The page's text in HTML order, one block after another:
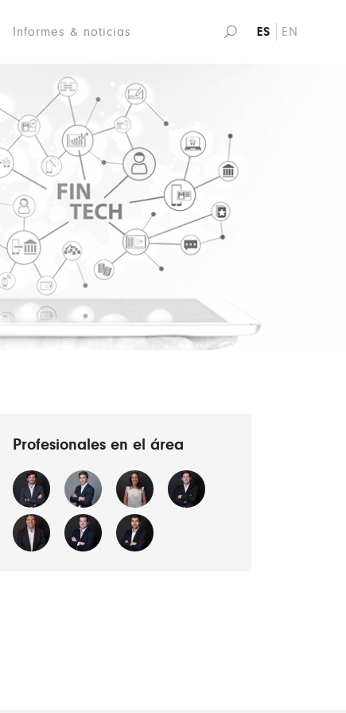
Informes & noticias ES EN
Profesionales en el área